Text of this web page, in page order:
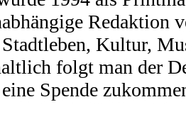
Redaktion
Kultur,
folgt man der
Spende